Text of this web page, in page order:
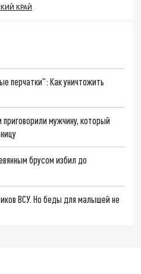
КРАЙ
перчатки": Как уничтожить
мужчину, который
брусом избил до
ВСУ. Но беды для малышей не